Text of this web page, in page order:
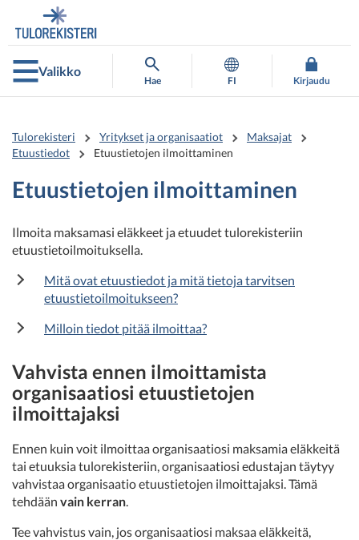
suoraan
sisältöön
koko
sivuston
hakuun
Valikko
Hae FI Kirjaudu
Tulorekisteri Yritykset ja organisaatiot
Maksajat
Etuustiedot
Etuustietojen ilmoittaminen
Etuustietojen ilmoittaminen
Ilmoita maksamasi eläkkeet ja etuudet tulorekisteriin
etuustietoilmoituksella.
Mitä ovat etuustiedot ja mitä tietoja tarvitsen
etuustietoilmoitukseen?
Milloin tiedot pitää ilmoittaa?
Vahvista ennen ilmoittamista
organisaatiosi etuustietojen
ilmoittajaksi
Ennen kuin voit ilmoittaa organisaatiosi maksamia eläkkeitä
tai etuuksia tulorekisteriin, organisaatiosi edustajan täytyy
vahvistaa organisaatio etuustietojen ilmoittajaksi. Tämä
tehdään vain kerran.
Tee vahvistus vain, jos organisaatiosi maksaa eläkkeitä,